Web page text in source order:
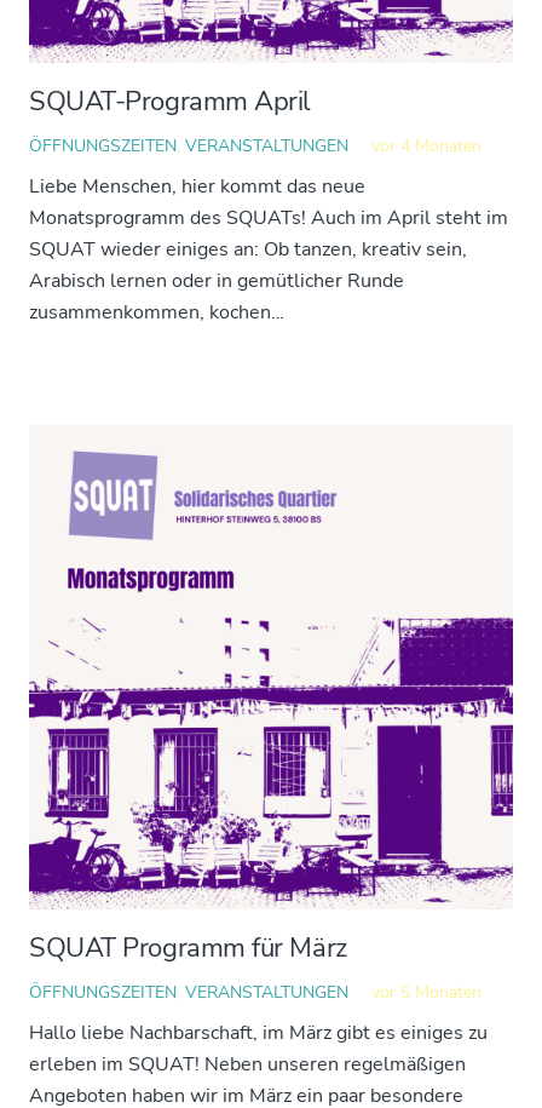
SQUAT-Programm April
ÖFFNUNGSZEITEN, VERANSTALTUNGEN vor 4 Monaten
Liebe Menschen, hier kommt das neue
Monatsprogramm des SQUATs! Auch im April steht im
SQUAT wieder einiges an: Ob tanzen, kreativ sein,
Arabisch lernen oder in gemütlicher Runde
zusammenkommen, kochen…
SQUAT Programm für März
ÖFFNUNGSZEITEN, VERANSTALTUNGEN vor 5 Monaten
Hallo liebe Nachbarschaft, im März gibt es einiges zu
erleben im SQUAT! Neben unseren regelmäßigen
Angeboten haben wir im März ein paar besondere